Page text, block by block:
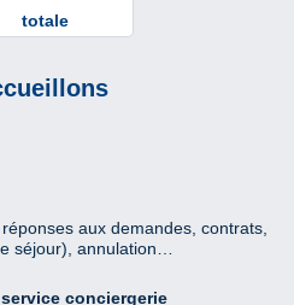
totale
aux demandes, contrats,
séjour), annulation…
conciergerie